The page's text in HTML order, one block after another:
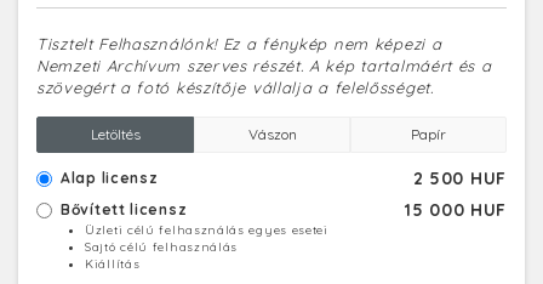
Tisztelt Felhasználónk! Ez a fénykép nem képezi a
Nemzeti Archívum szerves részét. A kép tartalmáért és a
szövegért a fotó készítője vállalja a felelősséget.
Letöltés Vászon Papír
Alap licensz 2 500 HUF
Bővített licensz 15 000 HUF
Üzleti célú felhasználás egyes esetei
Sajtó célú felhasználás
Kiállítás